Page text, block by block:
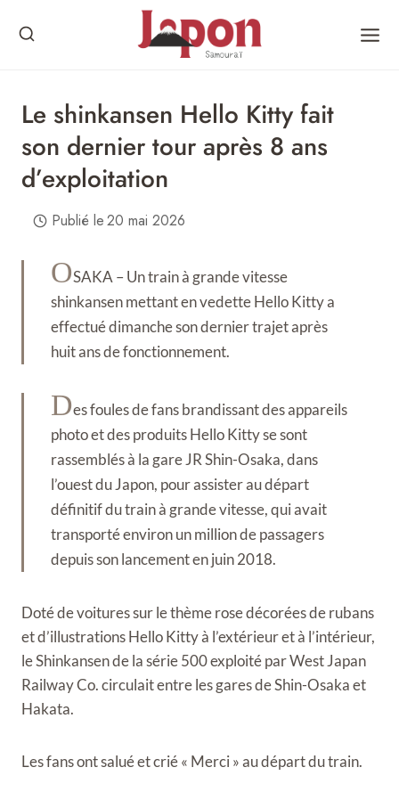
Le shinkansen Hello Kitty fait
son dernier tour après 8 ans
d’exploitation
Publié le20 mai 2026
OSAKA – Un train à grande vitesse
shinkansen mettant en vedette Hello Kitty a
effectué dimanche son dernier trajet après
huit ans de fonctionnement.
Des foules de fans brandissant des appareils
photo et des produits Hello Kitty se sont
rassemblés à la gare JR Shin-Osaka, dans
l’ouest du Japon, pour assister au départ
définitif du train à grande vitesse, qui avait
transporté environ un million de passagers
depuis son lancement en juin 2018.
Doté de voitures sur le thème rose décorées de rubans
et d’illustrations Hello Kitty à l’extérieur et à l’intérieur,
le Shinkansen de la série 500 exploité par West Japan
Railway Co. circulait entre les gares de Shin-Osaka et
Hakata.
Les fans ont salué et crié « Merci » au départ du train.